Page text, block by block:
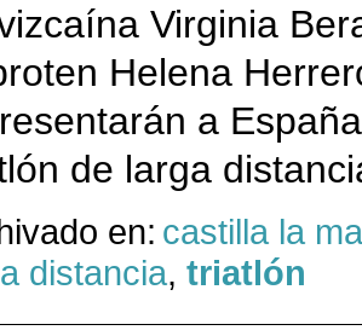
Virginia
Helena
a
de larga
en: castilla la
distancia, triatlón